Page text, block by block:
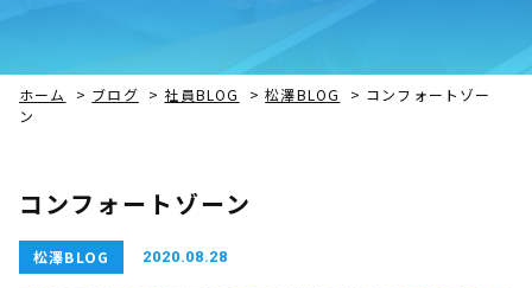
ホーム > ブログ > 社員BLOG >松澤BLOG > コンフォートゾー
ン
コンフォートゾーン
松澤BLOG 2020.08.28